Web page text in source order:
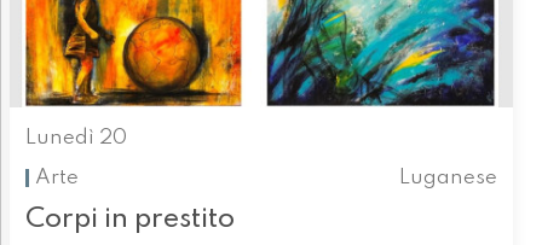
Lunedì 20
Arte
Luganese
Corpi in prestito